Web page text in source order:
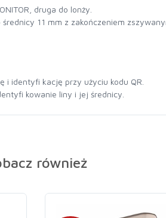
druga do lonży.
11 mm z zakończeniem
identyfi kację przy użyciu kodu QR.
kowanie liny i jej średnicy.
również